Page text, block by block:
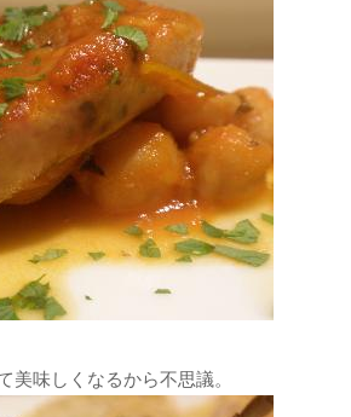
美味しくなるから不思議。